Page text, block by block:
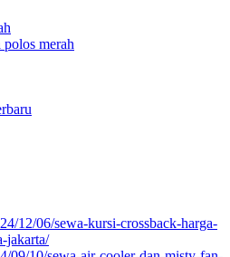
polos merah
12/06/sewa-kursi-crossback-harga-
jakarta/